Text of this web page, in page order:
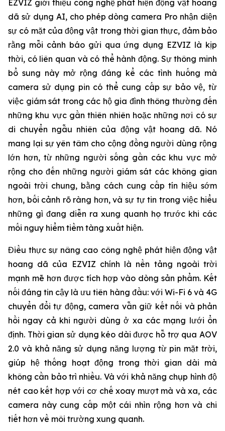
EZVIZ giới thiệu công nghệ phát hiện động vật hoang
dã sử dụng AI, cho phép dòng camera Pro nhận diện
sự có mặt của động vật trong thời gian thực, đảm bảo
rằng mỗi cảnh báo gửi qua ứng dụng EZVIZ là kịp
thời, có liên quan và có thể hành động. Sự thông minh
bổ sung này mở rộng đáng kể các tình huống mà
camera sử dụng pin có thể cung cấp sự bảo vệ, từ
việc giám sát trong các hộ gia đình thông thường đến
những khu vực gần thiên nhiên hoặc những nơi có sự
di chuyển ngẫu nhiên của động vật hoang dã. Nó
mang lại sự yên tâm cho cộng đồng người dùng rộng
lớn hơn, từ những người sống gần các khu vực mở
rộng cho đến những người giám sát các không gian
ngoài trời chung, bằng cách cung cấp tín hiệu sớm
hơn, bối cảnh rõ ràng hơn, và sự tự tin trong việc hiểu
những gì đang diễn ra xung quanh họ trước khi các
mối nguy hiểm tiềm tàng xuất hiện.
Điều thực sự nâng cao công nghệ phát hiện động vật
hoang dã của EZVIZ chính là nền tảng ngoài trời
mạnh mẽ hơn được tích hợp vào dòng sản phẩm. Kết
nối đáng tin cậy là ưu tiên hàng đầu: với Wi-Fi 6 và 4G
chuyển đổi tự động, camera vẫn giữ kết nối và phản
hồi ngay cả khi người dùng ở xa các mạng lưới ổn
định. Thời gian sử dụng kéo dài được hỗ trợ qua AOV
2.0 và khả năng sử dụng năng lượng từ pin mặt trời,
giúp hệ thống hoạt động trong thời gian dài mà
không cần bảo trì nhiều. Và với khả năng chụp hình độ
nét cao kết hợp với cơ chế xoay mượt mà và xa, các
camera này cung cấp một cái nhìn rộng hơn và chi
tiết hơn về môi trường xung quanh.